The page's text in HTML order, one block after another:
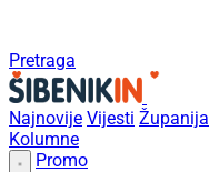
Pretraga
Najnovije Vijesti Županija
Kolumne
Promo